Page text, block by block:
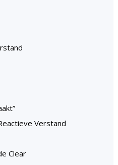
Verstand
Clear